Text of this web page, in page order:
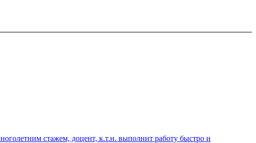
стажем, доцент, к.т.н. выполнит работу быстро и